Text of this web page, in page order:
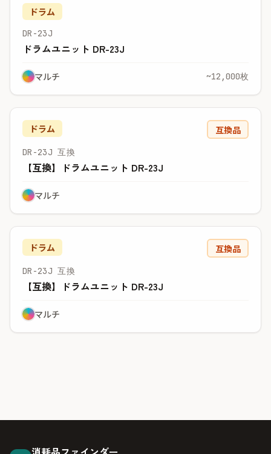
ドラム
DR-23J
ドラムユニット DR-23J
マルチ ~12,000枚
ドラム 互換品
DR-23J 互換
【互換】ドラムユニット DR-23J
マルチ
ドラム 互換品
DR-23J 互換
【互換】ドラムユニット DR-23J
マルチ